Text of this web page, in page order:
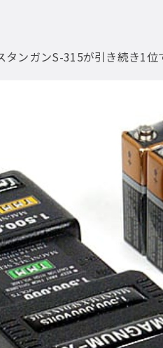
ンガンS-315が引き続き1位